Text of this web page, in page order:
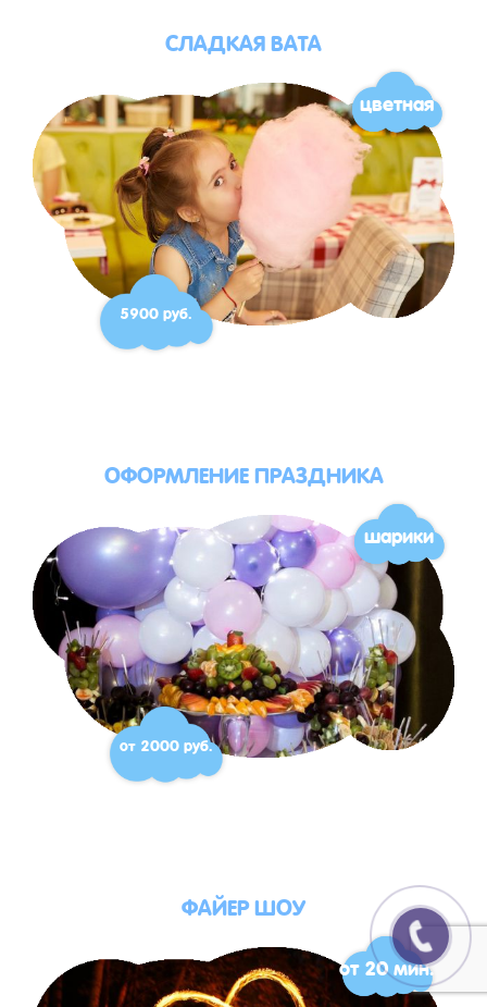
СЛАДКАЯ ВАТА
цветная
5900 руб.
ОФОРМЛЕНИЕ ПРАЗДНИКА
шарики
от 2000 руб.
ФАЙЕР ШОУ
от 20 мин.